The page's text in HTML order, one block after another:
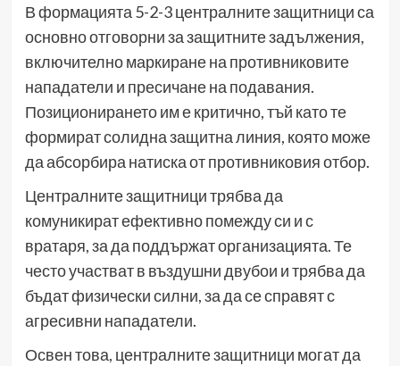
В формацията 5-2-3 централните защитници са
основно отговорни за защитните задължения,
включително маркиране на противниковите
нападатели и пресичане на подавания.
Позиционирането им е критично, тъй като те
формират солидна защитна линия, която може
да абсорбира натиска от противниковия отбор.
Централните защитници трябва да
комуникират ефективно помежду си и с
вратаря, за да поддържат организацията. Те
често участват в въздушни двубои и трябва да
бъдат физически силни, за да се справят с
агресивни нападатели.
Освен това, централните защитници могат да